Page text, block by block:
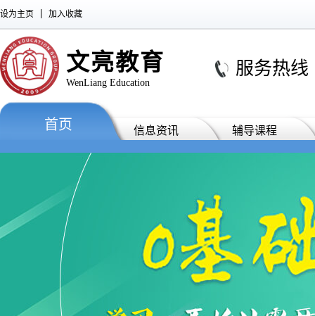
设为主页 加入收藏
文亮教育
WenLiang Education
服务热线
首页 信息资讯 辅导课程